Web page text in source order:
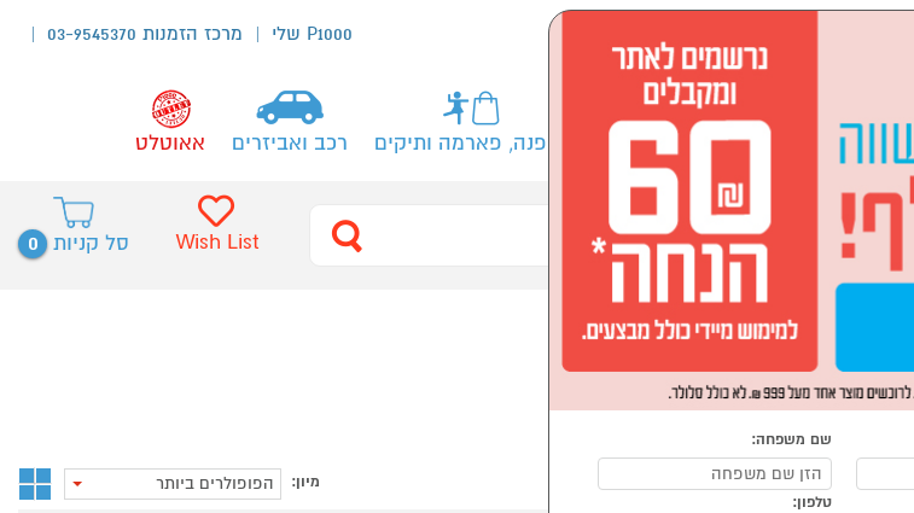
P1000 שלי מרכז הזמנות 03-9545370
לבית ולגן ספורט, מחנאות וילדים אופנה, פארמה ותיקים רכב ואביזרים אאוטלט
סל קניות 0 Wish List
מיון: הפופולרים ביותר
שם משפחה:
טלפון: